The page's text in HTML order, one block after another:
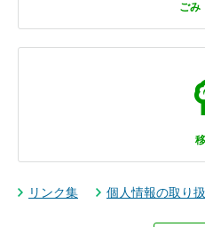
ごみ
リンク集 個人情報の取り